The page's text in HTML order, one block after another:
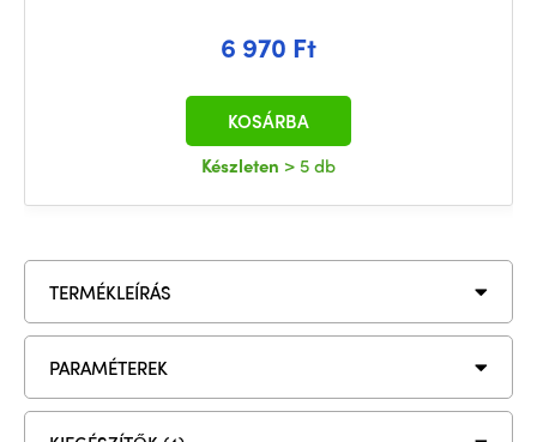
6 970 Ft
Készleten > 5 db
KOSÁRBA
TERMÉKLEÍRÁS
PARAMÉTEREK